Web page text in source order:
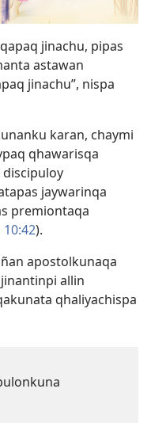
jinachu, pipas
astawan
jinachu”, nispa
karan, chaymi
qhawarisqa
jaywarinqa
premiontaqa
).
apostolkunaqa
allin
qhaliyachispa